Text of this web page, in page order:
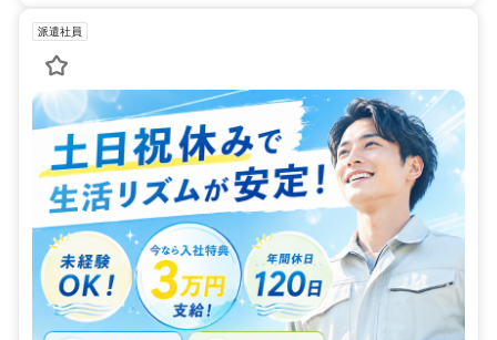
派遣社員